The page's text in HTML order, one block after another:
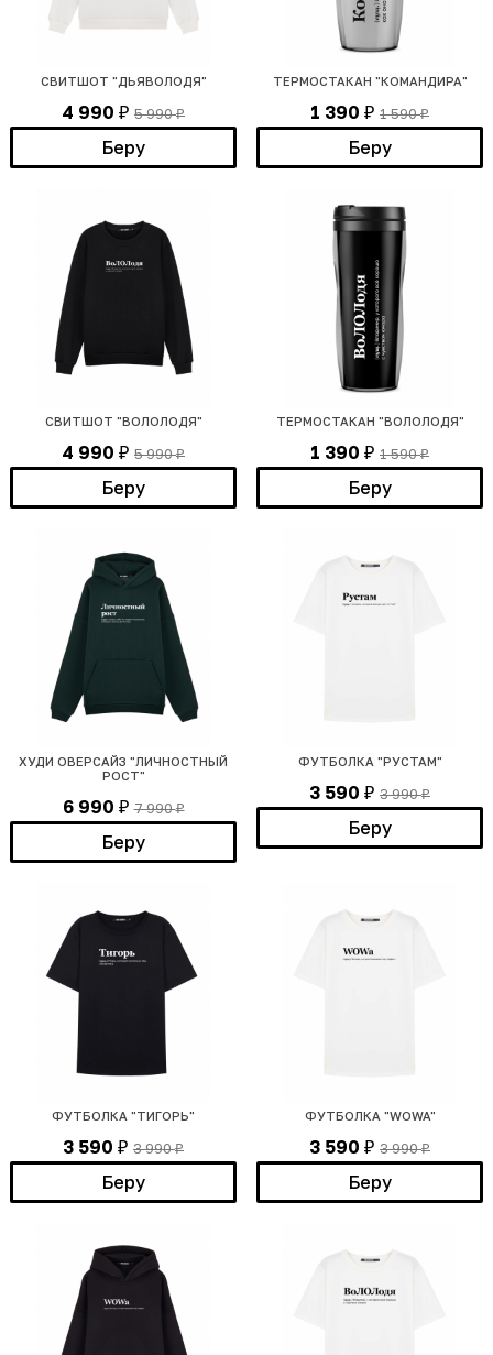
СВИТШОТ "ДЬЯВОЛОДЯ"
4 990 ₽ 5 990₽
Беру
ТЕРМОСТАКАН "КОМАНДИРА"
1 390 ₽ 1 590₽
Беру
СВИТШОТ "ВОЛОЛОДЯ"
4 990 ₽ 5 990₽
Беру
ТЕРМОСТАКАН "ВОЛОЛОДЯ"
1 390 ₽ 1 590₽
Беру
ХУДИ ОВЕРСАЙЗ "ЛИЧНОСТНЫЙ
РОСТ"
6 990 ₽ 7 990₽
Беру
ФУТБОЛКА "РУСТАМ"
3 590 ₽ 3 990₽
Беру
ФУТБОЛКА "ТИГОРЬ"
3 590 ₽ 3 990₽
Беру
ФУТБОЛКА "WOWA"
3 590 ₽ 3 990₽
Беру